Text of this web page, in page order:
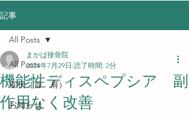
記事
All Posts
症状（首 肩）
お知らせ
All Posts
機能性ディスペプシア 副
作用なく改善
まかば接骨院
2024年7月29日 読了時間: 2分